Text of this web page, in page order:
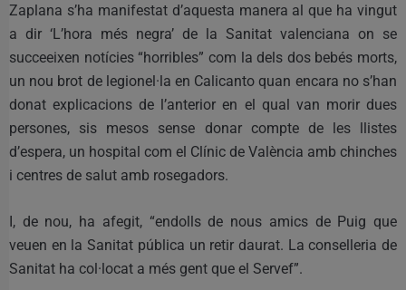
Zaplana s’ha manifestat d’aquesta manera al que ha vingut
a dir ‘L’hora més negra’ de la Sanitat valenciana on se
succeeixen notícies “horribles” com la dels dos bebés morts,
un nou brot de legionel·la en Calicanto quan encara no s’han
donat explicacions de l’anterior en el qual van morir dues
persones, sis mesos sense donar compte de les llistes
d’espera, un hospital com el Clínic de València amb chinches
i centres de salut amb rosegadors.
I, de nou, ha afegit, “endolls de nous amics de Puig que
veuen en la Sanitat pública un retir daurat. La conselleria de
Sanitat ha col·locat a més gent que el Servef”.